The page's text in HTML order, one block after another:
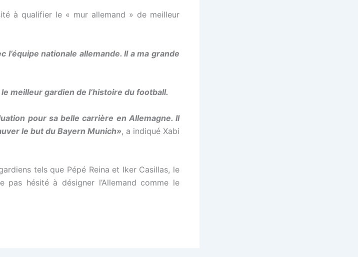
à qualifier le « mur allemand » de meilleur
l’équipe nationale allemande. Il a ma grande
meilleur gardien de l’histoire du football.
pour sa belle carrière en Allemagne. Il
le but du Bayern Munich», a indiqué Xabi
tels que Pépé Reina et Iker Casillas, le
pas hésité à désigner l’Allemand comme le